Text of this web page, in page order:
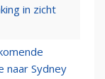
in zicht
Sydney